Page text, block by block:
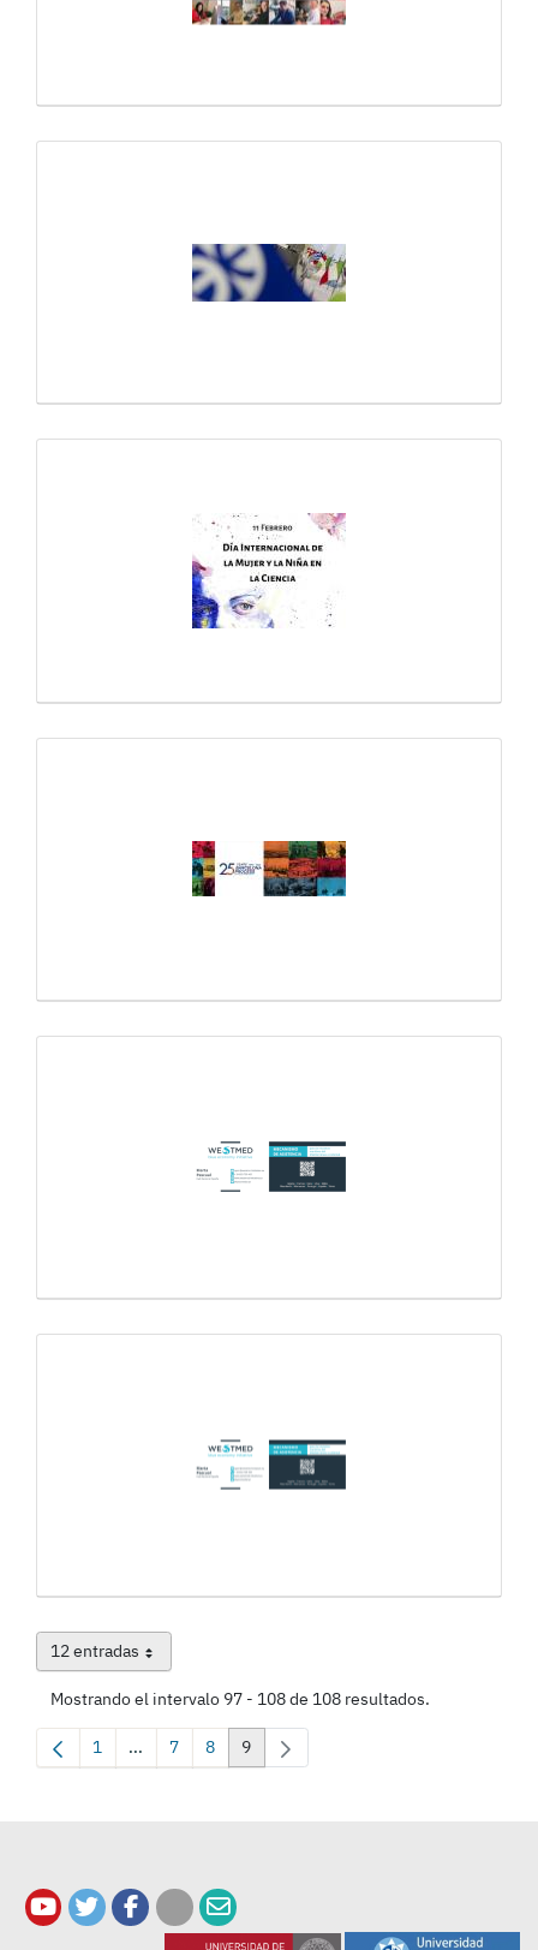
12 entradasPor página
Mostrando el intervalo 97 - 108 de 108 resultados.
Página
1 ...Páginas intermedias Use TAB para desplazarse.
Página
7 Página
8 Página
9